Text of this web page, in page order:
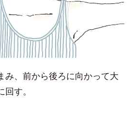
、前から後ろに向かって大
す。